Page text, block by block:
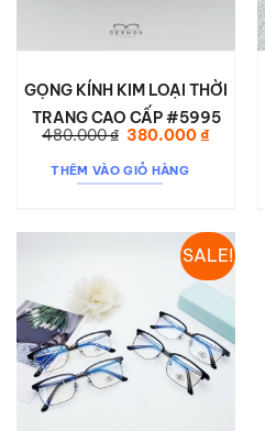
GỌNG KÍNH KIM LOẠI THỜI
TRANG CAO CẤP #5995
480.000₫ Giá
là:
480.000 ₫.
380.000₫Giá
THÊM VÀO GIỎ HÀNG
SALE!